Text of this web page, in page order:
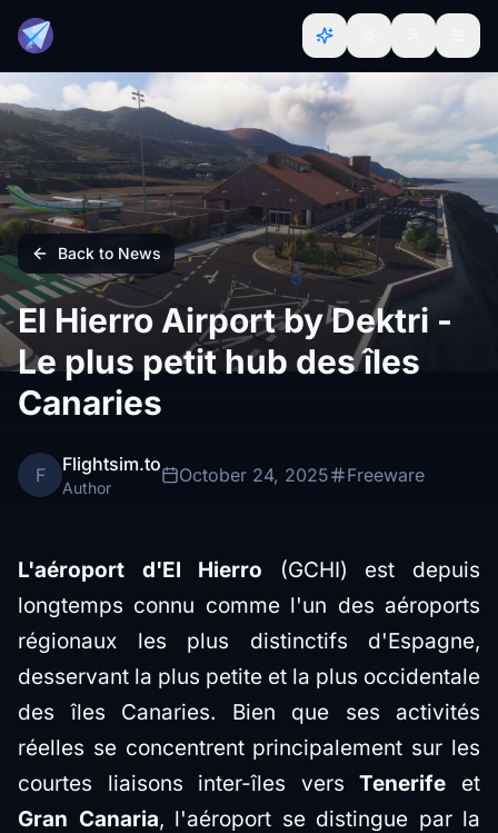
Back to News
El Hierro Airport by Dektri -
Le plus petit hub des îles
Canaries
F Flightsim.to
Author
October 24, 2025 Freeware
L'aéroport d'El Hierro (GCHI) est depuis
longtemps connu comme l'un des aéroports
régionaux les plus distinctifs d'Espagne,
desservant la plus petite et la plus occidentale
des îles Canaries. Bien que ses activités
réelles se concentrent principalement sur les
courtes liaisons inter-îles versTenerife et
Gran Canaria, l'aéroport se distingue par la